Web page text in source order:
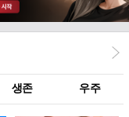
생존 우주